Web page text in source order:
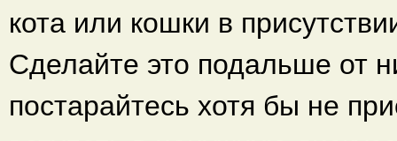
кота или кошки в
Сделайте это подальше от
постарайтесь хотя бы не